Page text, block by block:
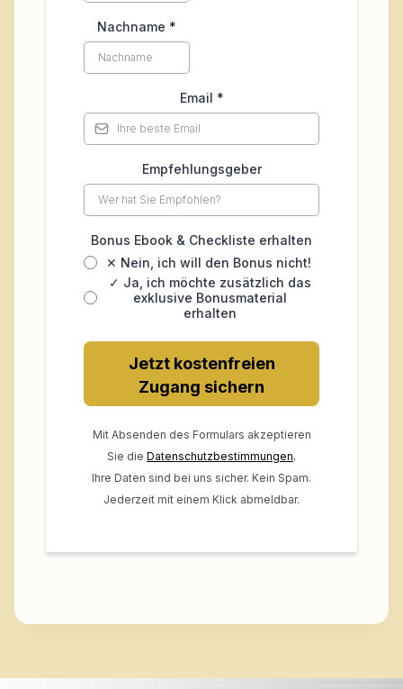
Nachname *
Email *
Empfehlungsgeber
Bonus Ebook & Checkliste erhalten
✕ Nein, ich will den Bonus nicht!
✓ Ja, ich möchte zusätzlich das
exklusive Bonusmaterial
erhalten
Jetzt kostenfreien
Zugang sichern
Mit Absenden des Formulars akzeptieren
Sie die Datenschutzbestimmungen.
Ihre Daten sind bei uns sicher. Kein Spam.
Jederzeit mit einem Klick abmeldbar.